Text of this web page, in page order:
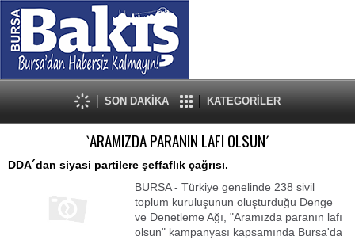
SON DAKİKA KATEGORİLER
`ARAMIZDA PARANIN LAFI OLSUN´
DDA´dan siyasi partilere şeffaflık çağrısı.
BURSA - Türkiye genelinde 238 sivil
toplum kuruluşunun oluşturduğu Denge
ve Denetleme Ağı, "Aramızda paranın lafı
olsun" kampanyası kapsamında Bursa'da